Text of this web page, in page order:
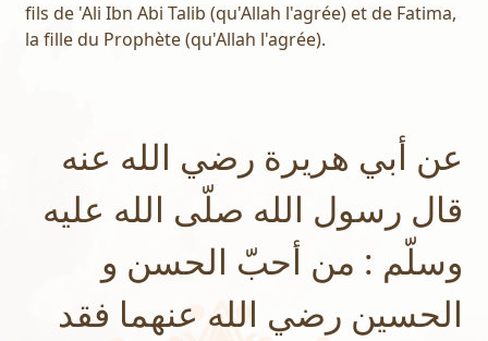
fils de 'Ali Ibn Abi Talib (qu'Allah l'agrée) et de Fatima,
la fille du Prophète (qu'Allah l'agrée).
عن أبي هريرة رضي الله عنه
قال رسول الله صلّى الله عليه
وسلّم : من أحبّ الحسن و
الحسين رضي الله عنهما فقد